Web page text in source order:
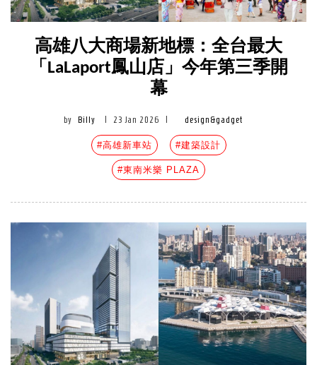
高雄八大商場新地標：全台最大
「LaLaport鳳山店」今年第三季開
幕
by Billy 23 Jan 2026 design&gadget
#高雄新車站 #建築設計
#東南米樂 PLAZA